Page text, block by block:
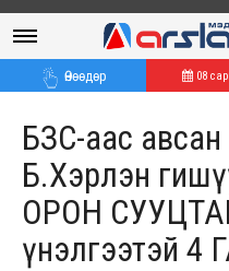
Өнөөдөр 08
БЗС-аас авсан
Б.Хэрлэн
ОРОН
үнэлгээтэй 4